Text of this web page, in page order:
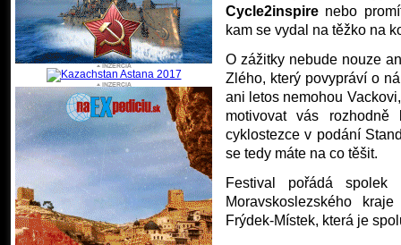
Cycle2inspire nebo
kam se vydal na těžko na
O zážitky nebude nouze
Zlého, který povypráví o
ani letos nemohou
motivovat vás
cyklostezce v podání
se tedy máte na co těšit.
Festival pořádá spolek
Moravskoslezského
Frýdek-Místek, která je